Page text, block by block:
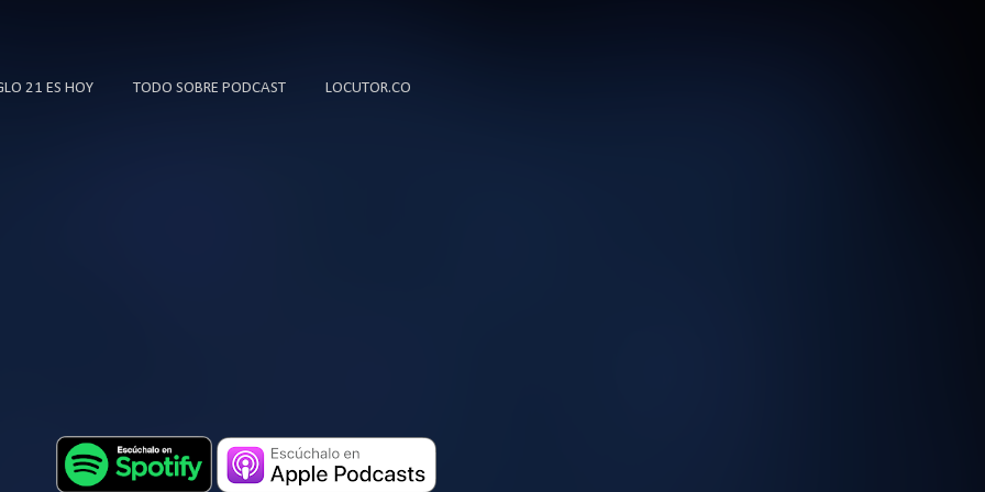
21 ES HOY TODO SOBRE PODCAST LOCUTOR.CO